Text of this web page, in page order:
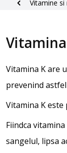
Vitamine si
Vitamina K are
prevenind
Vitamina K
Fiindca
sangelul, lipsa